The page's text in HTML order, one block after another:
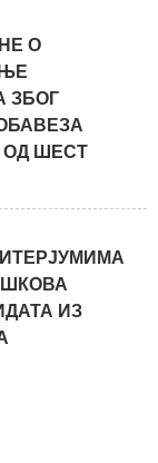
О
ЗБОГ
ОД ШЕСТ
ИЗ